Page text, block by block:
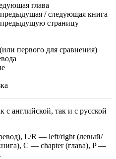
глава
/ следующая книга
страницу
первого для сравнения)
с английской, так и с русской
L/R — left/right (левый/
C — chapter (глава), P —